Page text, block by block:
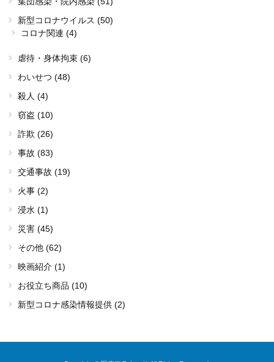
新型コロナウイルス (50)
コロナ関連 (4)
虐待・身体拘束 (6)
わいせつ (48)
殺人 (4)
窃盗 (10)
詐欺 (26)
事故 (83)
交通事故 (19)
火事 (2)
浸水 (1)
災害 (45)
その他 (62)
映画紹介 (1)
お役立ち商品 (10)
新型コロナ感染情報提供 (2)